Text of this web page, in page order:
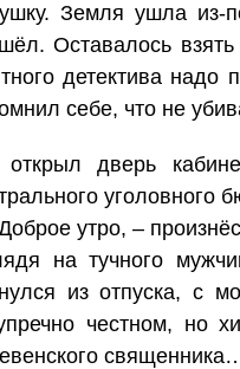
Земля ушла из-
Оставалось
детектива надо
себе, что не
дверь
уголовного
утро, –
на тучного
из отпуска, с
честном, но